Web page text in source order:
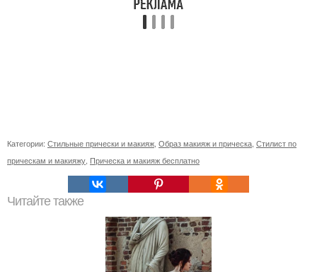
Категории: Стильные прически и макияж Образ макияж и прическа Стилист по
прическам и макияжу Прическа и макияж бесплатно
Читайте также